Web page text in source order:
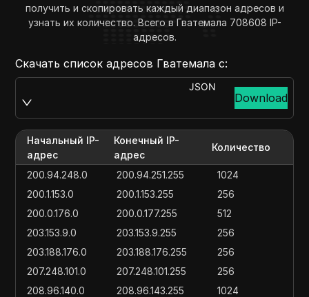
получить и скопировать каждый диапазон адресов и
узнать их количество. Всего в Гватемала 708608 IP-
адресов.
Скачать список адресов Гватемала с:
JSON
Download
Начальный IP-
адрес
Конечный IP-
адрес
Количество
200.94.248.0 200.94.251.255
1024
200.1.153.0
200.1.153.255
256
200.0.176.0
200.0.177.255
512
203.153.9.0
203.153.9.255
256
203.188.176.0
203.188.176.255
256
207.248.101.0
207.248.101.255
256
208.96.140.0
208.96.143.255
1024